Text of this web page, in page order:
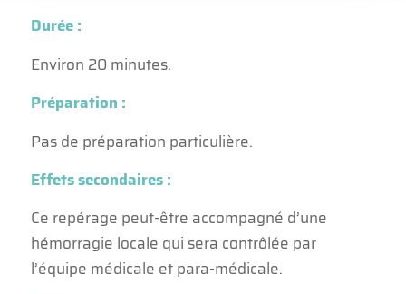
Durée :
Environ 20 minutes.
Préparation :
Pas de préparation particulière.
Effets secondaires :
Ce repérage peut-être accompagné d’une
hémorragie locale qui sera contrôlée par
l’équipe médicale et para-médicale.